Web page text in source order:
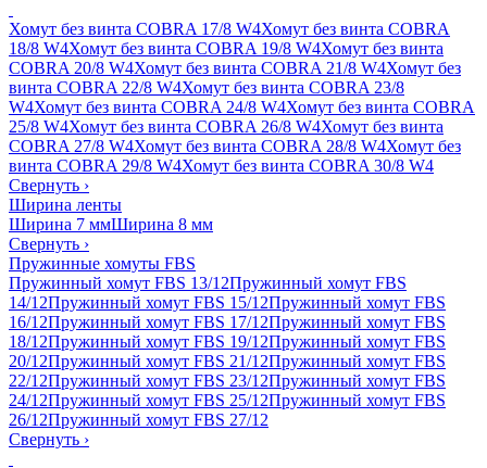
Хомут без винта COBRA 17/8 W4Хомут без винта COBRA
18/8 W4Хомут без винта COBRA 19/8 W4Хомут без винта
COBRA 20/8 W4Хомут без винта COBRA 21/8 W4Хомут без
винта COBRA 22/8 W4Хомут без винта COBRA 23/8
W4Хомут без винта COBRA 24/8 W4Хомут без винта COBRA
25/8 W4Хомут без винта COBRA 26/8 W4Хомут без винта
COBRA 27/8 W4Хомут без винта COBRA 28/8 W4Хомут без
винта COBRA 29/8 W4Хомут без винта COBRA 30/8 W4
Свернуть ›
Ширина ленты
Ширина 7 ммШирина 8 мм
Свернуть ›
Пружинные хомуты FBS
Пружинный хомут FBS 13/12Пружинный хомут FBS
14/12Пружинный хомут FBS 15/12Пружинный хомут FBS
16/12Пружинный хомут FBS 17/12Пружинный хомут FBS
18/12Пружинный хомут FBS 19/12Пружинный хомут FBS
20/12Пружинный хомут FBS 21/12Пружинный хомут FBS
22/12Пружинный хомут FBS 23/12Пружинный хомут FBS
24/12Пружинный хомут FBS 25/12Пружинный хомут FBS
26/12Пружинный хомут FBS 27/12
Свернуть ›